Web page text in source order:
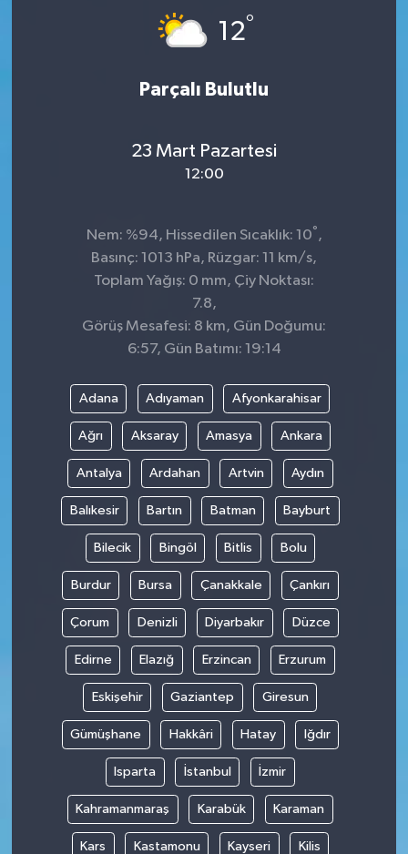
12°
Parçalı Bulutlu
23 Mart Pazartesi
12:00
Nem: %94, Hissedilen Sıcaklık: 10° ,
Basınç: 1013 hPa, Rüzgar: 11 km/s,
Toplam Yağış: 0 mm, Çiy Noktası:
7.8,
Görüş Mesafesi: 8 km, Gün Doğumu:
6:57, Gün Batımı: 19:14
Adana Adıyaman Afyonkarahisar
Ağrı Aksaray Amasya Ankara
Antalya Ardahan Artvin Aydın
Balıkesir Bartın Batman Bayburt
Bilecik Bingöl Bitlis Bolu
Burdur Bursa Çanakkale Çankırı
Çorum Denizli Diyarbakır Düzce
Edirne Elazığ Erzincan Erzurum
Eskişehir Gaziantep Giresun
Gümüşhane Hakkâri Hatay Iğdır
Isparta İstanbul İzmir
Kahramanmaraş Karabük Karaman
Kars Kastamonu Kayseri Kilis